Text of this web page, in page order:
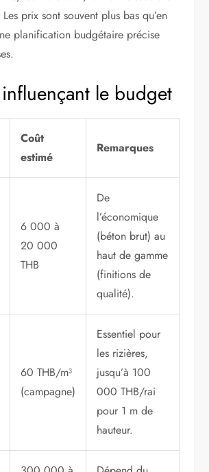
prix sont souvent plus bas qu’en
planification budgétaire précise
le budget
Coût
estimé
Remarques
6 000 à
20 000
THB
De
l’économique
(béton brut) au
haut de gamme
(finitions de
qualité).
60 THB/m³
(campagne)
Essentiel pour
les rizières,
jusqu’à 100
000 THB/rai
pour 1 m de
hauteur.